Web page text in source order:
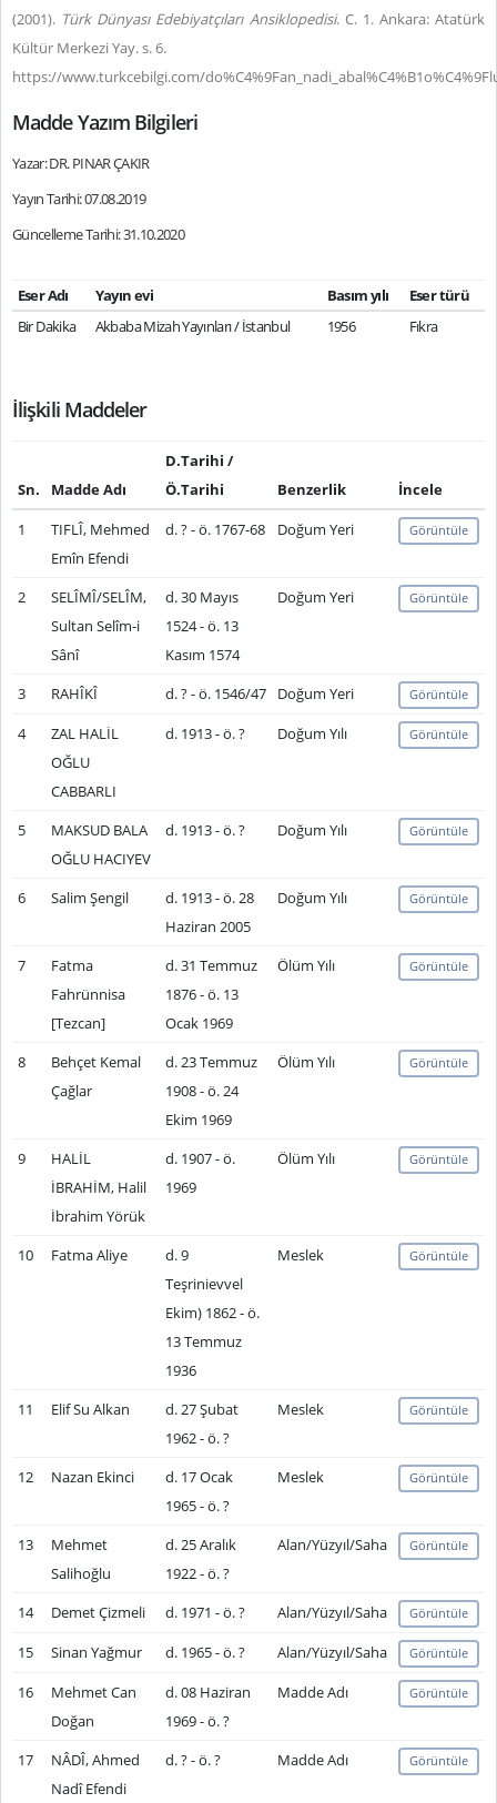
(2001). Türk Dünyası Edebiyatçıları Ansiklopedisi. C. 1. Ankara: Atatürk
Kültür Merkezi Yay. s. 6.
https://www.turkcebilgi.com/
Madde Yazım Bilgileri
Yazar: DR. PINAR ÇAKIR
Yayın Tarihi: 07.08.2019
Güncelleme Tarihi: 31.10.2020
Eser Adı Yayın evi Basım yılı
Eser türü
Bir Dakika
Akbaba Mizah Yayınları / İstanbul 1956 Fıkra
İlişkili Maddeler
Sn. Madde Adı
D.Tarihi /
Ö.Tarihi
Benzerlik
İncele
1
TIFLÎ, Mehmed
Emîn Efendi
d. ? - ö. 1767-68 Doğum Yeri Görüntüle
2
SELÎMÎ/SELÎM,
Sultan Selîm-i
Sânî
d. 30 Mayıs
1524 - ö. 13
Kasım 1574
Doğum Yeri Görüntüle
3 RAHÎKÎ d. ? - ö. 1546/47 Doğum Yeri Görüntüle
4
ZAL HALİL
OĞLU
CABBARLI
d. 1913 - ö. ? Doğum Yılı Görüntüle
5
MAKSUD BALA
OĞLU HACIYEV
d. 1913 - ö. ? Doğum Yılı Görüntüle
6 Salim Şengil
d. 1913 - ö. 28
Haziran 2005
Doğum Yılı Görüntüle
7
Fatma
Fahrünnisa
[Tezcan]
d. 31 Temmuz
1876 - ö. 13
Ocak 1969
Ölüm Yılı Görüntüle
8
Behçet Kemal
Çağlar
d. 23 Temmuz
1908 - ö. 24
Ekim 1969
Ölüm Yılı Görüntüle
9
HALİL
İBRAHİM, Halil
İbrahim Yörük
d. 1907 - ö.
1969
Ölüm Yılı Görüntüle
10 Fatma Aliye
d. 9
Teşrinievvel
Ekim) 1862 - ö.
13 Temmuz
1936
Meslek Görüntüle
11 Elif Su Alkan
d. 27 Şubat
1962 - ö. ?
Meslek Görüntüle
12 Nazan Ekinci
d. 17 Ocak
1965 - ö. ?
Meslek Görüntüle
13
Mehmet
Salihoğlu
d. 25 Aralık
1922 - ö. ?
Alan/Yüzyıl/Saha Görüntüle
14 Demet Çizmeli d. 1971 - ö. ? Alan/Yüzyıl/Saha Görüntüle
15 Sinan Yağmur d. 1965 - ö. ? Alan/Yüzyıl/Saha Görüntüle
16
Mehmet Can
Doğan
d. 08 Haziran
1969 - ö. ?
Madde Adı Görüntüle
17
NÂDÎ, Ahmed
Nadî Efendi
d. ? - ö. ? Madde Adı Görüntüle